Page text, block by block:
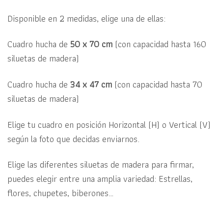
Disponible en 2 medidas, elige una de ellas:
Cuadro hucha de 50 x 70 cm (con capacidad hasta 160
siluetas de madera)
Cuadro hucha de 34 x 47 cm (con capacidad hasta 70
siluetas de madera)
Elige tu cuadro en posición Horizontal (H) o Vertical (V)
según la foto que decidas enviarnos.
Elige las diferentes siluetas de madera para firmar,
puedes elegir entre una amplia variedad: Estrellas,
flores, chupetes, biberones…